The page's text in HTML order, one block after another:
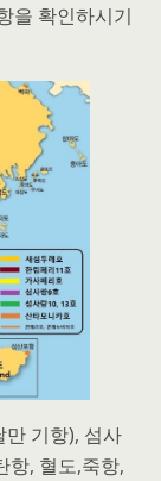
을 확인하시기
기항), 섬사
항, 혈도,죽항,